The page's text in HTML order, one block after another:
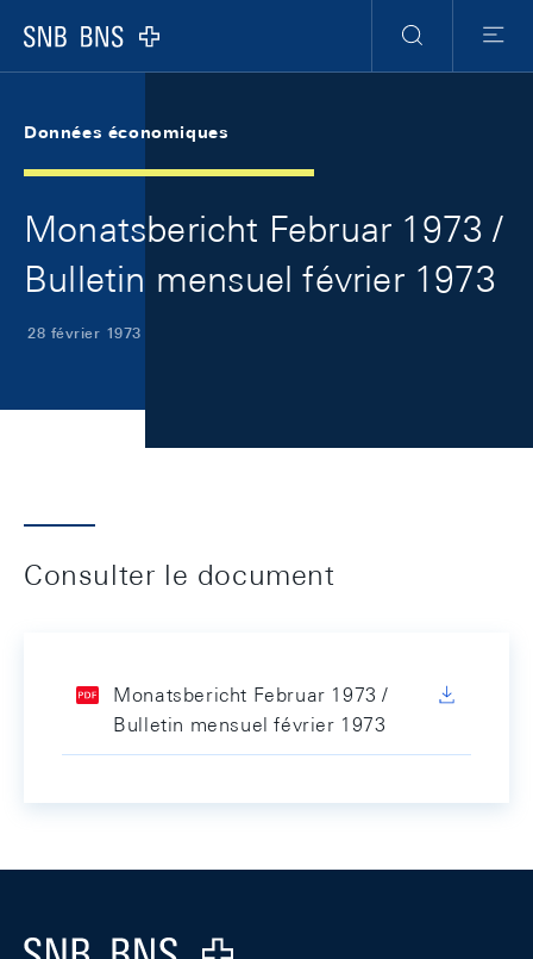
Logo
RechercheMenu
Données économiques
Monatsbericht Februar 1973 /
Bulletin mensuel février 1973
28 février 1973
Consulter le document
Monatsbericht Februar 1973 /
Bulletin mensuel février 1973
Logo